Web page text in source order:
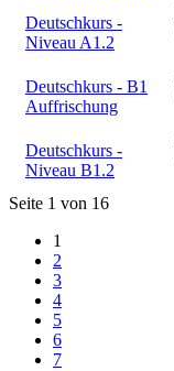
Deutschkurs -
Niveau A1.2
Deutschkurs - B1
Auffrischung
Deutschkurs -
Niveau B1.2
Seite 1 von 16
1
2
3
4
5
6
7